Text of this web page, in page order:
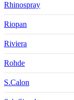
Rhinospray
Riopan
Riviera
Rohde
S.Calon